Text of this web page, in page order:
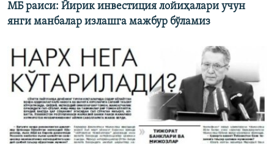
МБ раиси: Йирик инвестиция лойиҳалари учун
янги манбалар излашга мажбур бўламиз